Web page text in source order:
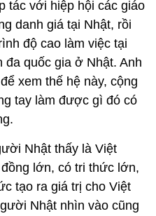
tác với hiệp hội các giáo
danh giá tại Nhật, rồi
độ cao làm việc tại
đa quốc gia ở Nhật. Anh
xem thế hệ này, cộng
tay làm được gì đó có
Nhật thấy là Việt
lớn, có tri thức lớn,
tạo ra giá trị cho Việt
Nhật nhìn vào cũng